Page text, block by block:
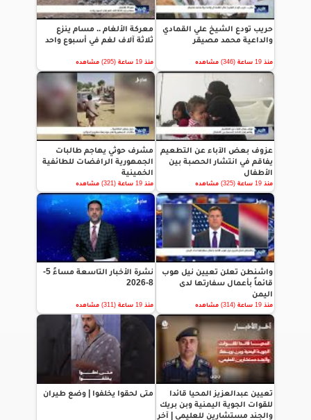
حريب تودع الشيخ علي القمادي
والداعية محمد مصيقر
منذ 19 ساعة (346) مشاهده
معركة الألغام .. مسام ينزع
ثلاثة آلاف لغم في أسبوع واحد
منذ 19 ساعة (295) مشاهده
عزوف بعض الآباء عن التطعيم
يفاقم في انتشار الحصبة بين
الأطفال
منذ 19 ساعة (325) مشاهده
مشرف حوثي يهاجم طالبات
الجمهورية الرافضات للطائفية
الخمينية
منذ 19 ساعة (321) مشاهده
واشنطن تعلن تعيين نيل هوب
قائماً بأعمال سفارتها لدى
اليمن
منذ 19 ساعة (314) مشاهده
نشرة الأخبار التاسعة مساءً 5-
8-2026
منذ 19 ساعة (311) مشاهده
تعيين عبدالعزيز المحيا قائدا
للقوات الجوية اليمنية وبن بريك
والجند مستشارين للعليمي | آخر
متى لحقوا يخلفوا | وضع طيران